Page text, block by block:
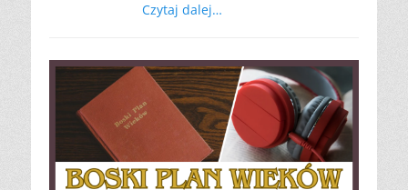
Czytaj dalej…